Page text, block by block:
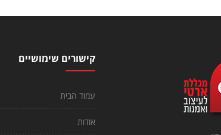
קישורים שימושיים
עמוד הבית
אודות